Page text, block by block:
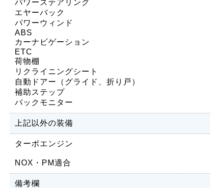
パワーステアリング
エヤーバック
パワーウィンド
ABS
カーナビゲーション
ETC
荷物棚
リクライニングシート
自動ドアー（グライド、折り戸）
補助ステップ
バックモニター
上記以外の装備
ターボエンジン
NOX・PM適合
備考欄